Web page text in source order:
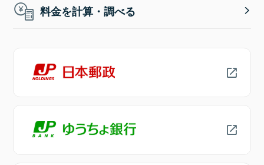
料金を計算・調べる